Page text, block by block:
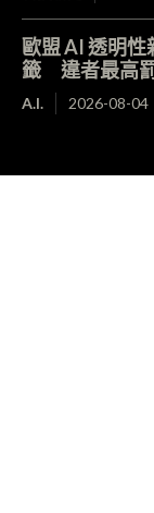
歐盟 AI 透明
籤 違者最高
A.I. 2026-08-04